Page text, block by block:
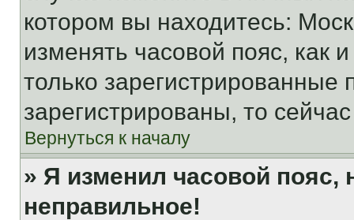
котором вы находитесь:
изменять часовой пояс, как
только
зарегистрированы, то
Вернуться к началу
» Я изменил часовой пояс,
неправильное!